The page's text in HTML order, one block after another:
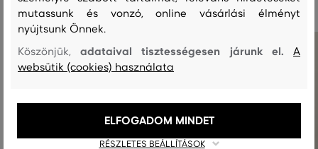
mutassunk és vonzó, online vásárlási élményt
nyújtsunk Önnek.
Köszönjük,adataival tisztességesen járunk el.A
websütik (cookies) használata
RÉSZLETES BEÁLLÍTÁSOK
ELFOGADOM MINDET